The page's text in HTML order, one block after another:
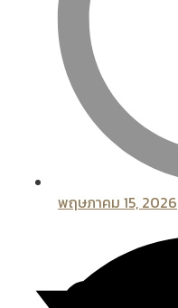
พฤษภาคม 15, 2026